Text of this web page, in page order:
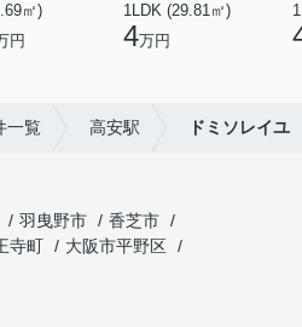
㎡)
円
1LDK (29.81㎡)
4万円
一覧 高安駅 ドミソレイユ
羽曳野市
香芝市
寺町
大阪市平野区